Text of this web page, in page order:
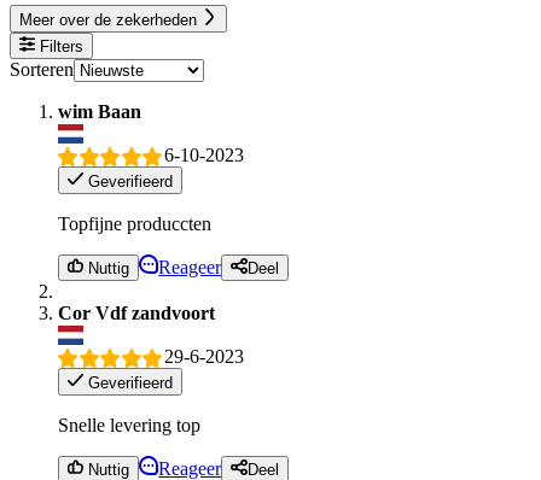
Meer over de zekerheden
Filters
Sorteren
wim Baan
6-10-2023
Geverifieerd
Topfijne produccten
Nuttig Reageer Deel
Cor Vdf zandvoort
29-6-2023
Geverifieerd
Snelle levering top
Nuttig Reageer Deel